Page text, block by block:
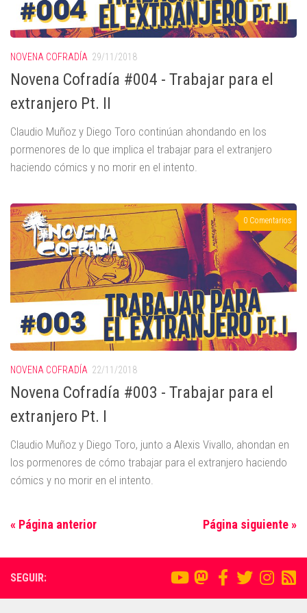
NOVENA COFRADÍA 29/11/2018
Novena Cofradía #004 - Trabajar para el
extranjero Pt. II
Claudio Muñoz y Diego Toro continúan ahondando en los
pormenores de lo que implica el trabajar para el extranjero
haciendo cómics y no morir en el intento.
0 Comentarios
NOVENA COFRADÍA 22/11/2018
Novena Cofradía #003 - Trabajar para el
extranjero Pt. I
Claudio Muñoz y Diego Toro, junto a Alexis Vivallo, ahondan en
los pormenores de cómo trabajar para el extranjero haciendo
cómics y no morir en el intento.
« Página anterior Página siguiente »
SEGUIR: